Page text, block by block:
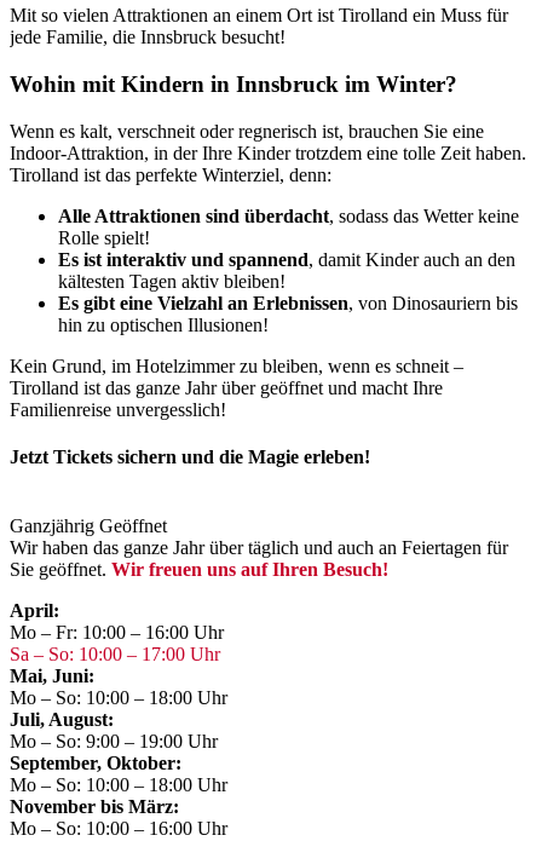
Mit so vielen Attraktionen an einem Ort ist Tirolland ein Muss für
jede Familie, die Innsbruck besucht!
Wohin mit Kindern in Innsbruck im Winter?
Wenn es kalt, verschneit oder regnerisch ist, brauchen Sie eine
Indoor-Attraktion, in der Ihre Kinder trotzdem eine tolle Zeit haben.
Tirolland ist das perfekte Winterziel, denn:
Alle Attraktionen sind überdacht, sodass das Wetter keine
Rolle spielt!
Es ist interaktiv und spannend, damit Kinder auch an den
kältesten Tagen aktiv bleiben!
Es gibt eine Vielzahl an Erlebnissen, von Dinosauriern bis
hin zu optischen Illusionen!
Kein Grund, im Hotelzimmer zu bleiben, wenn es schneit –
Tirolland ist das ganze Jahr über geöffnet und macht Ihre
Familienreise unvergesslich!
Jetzt Tickets sichern und die Magie erleben!
Ganzjährig Geöffnet
Wir haben das ganze Jahr über täglich und auch an Feiertagen für
Sie geöffnet. Wir freuen uns auf Ihren Besuch!
April:
Mo – Fr: 10:00 – 16:00 Uhr
Sa – So: 10:00 – 17:00 Uhr
Mai, Juni:
Mo – So: 10:00 – 18:00 Uhr
Juli, August:
Mo – So: 9:00 – 19:00 Uhr
September, Oktober:
Mo – So: 10:00 – 18:00 Uhr
November bis März:
Mo – So: 10:00 – 16:00 Uhr